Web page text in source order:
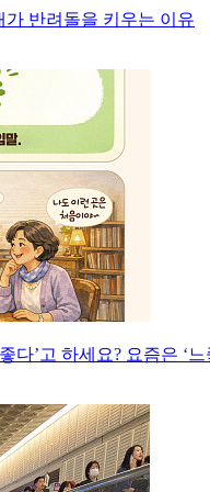
반려돌을 키우는 이유
다’고 하세요? 요즘은 ‘느